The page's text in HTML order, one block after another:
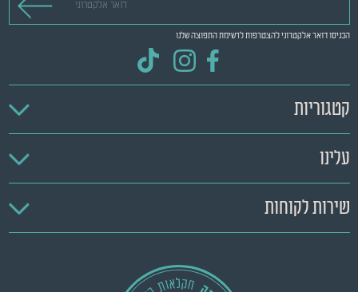
הכניסו דואר אלקטרוני להצטרפות לרשימת התפוצה שלנו
קטגוריות
עלינו
שירות לקוחות